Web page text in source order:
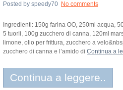
Posted by speedy70 No comments
Ingredienti: 150g farina OO, 250ml acqua,
5 tuorli, 100g zucchero di canna, 120ml
limone, olio per frittura, zucchero a
zucchero di canna e l’amido di Continua a
Continua a leggere..